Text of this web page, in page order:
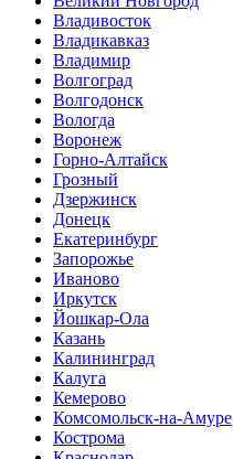
Владивосток
Владикавказ
Владимир
Волгоград
Волгодонск
Вологда
Воронеж
Горно-Алтайск
Грозный
Дзержинск
Донецк
Екатеринбург
Запорожье
Иваново
Иркутск
Йошкар-Ола
Казань
Калининград
Калуга
Кемерово
Комсомольск-на-Амуре
Кострома